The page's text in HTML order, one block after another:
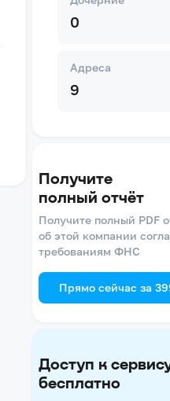
0
Адреса
9
Получите
полный отчёт
Получите полный PDF
об этой компании
требованиям ФНС
Прямо сейчас за
Доступ к
бесплатно